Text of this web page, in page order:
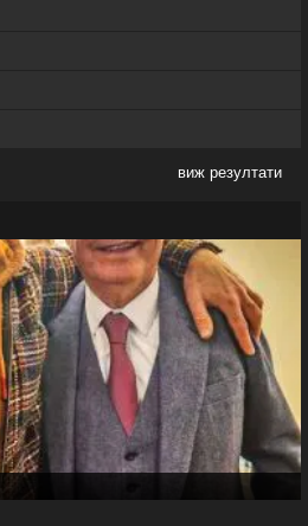
виж резултати